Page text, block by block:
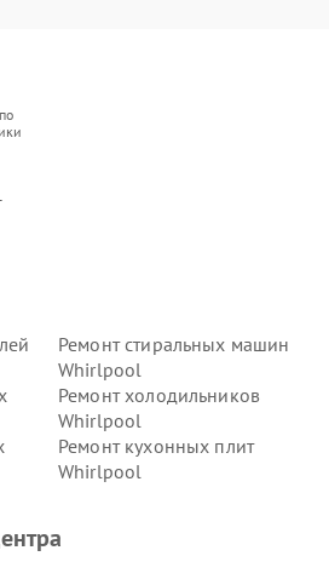
Ремонт стиральных машин
Whirlpool
Ремонт холодильников
Whirlpool
Ремонт кухонных плит
Whirlpool